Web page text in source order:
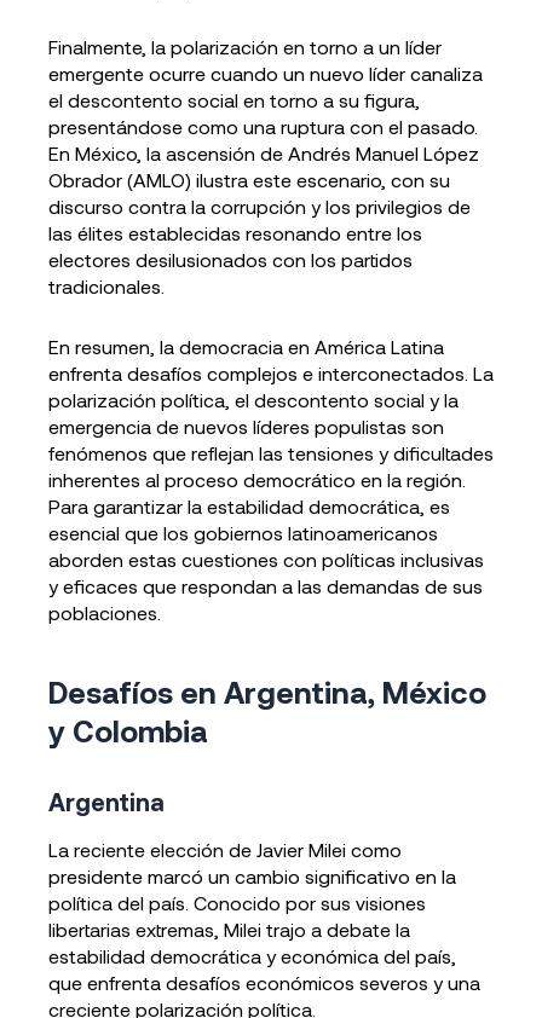
Finalmente, la polarización en torno a un líder
emergente ocurre cuando un nuevo líder canaliza
el descontento social en torno a su figura,
presentándose como una ruptura con el pasado.
En México, la ascensión de Andrés Manuel López
Obrador (AMLO) ilustra este escenario, con su
discurso contra la corrupción y los privilegios de
las élites establecidas resonando entre los
electores desilusionados con los partidos
tradicionales.
En resumen, la democracia en América Latina
enfrenta desafíos complejos e interconectados. La
polarización política, el descontento social y la
emergencia de nuevos líderes populistas son
fenómenos que reflejan las tensiones y dificultades
inherentes al proceso democrático en la región.
Para garantizar la estabilidad democrática, es
esencial que los gobiernos latinoamericanos
aborden estas cuestiones con políticas inclusivas
y eficaces que respondan a las demandas de sus
poblaciones.
Desafíos en Argentina, México
y Colombia
Argentina
La reciente elección de Javier Milei como
presidente marcó un cambio significativo en la
política del país. Conocido por sus visiones
libertarias extremas, Milei trajo a debate la
estabilidad democrática y económica del país,
que enfrenta desafíos económicos severos y una
creciente polarización política.